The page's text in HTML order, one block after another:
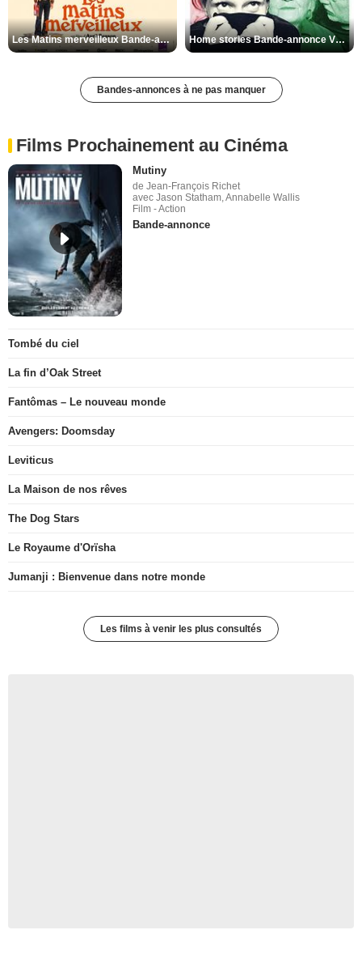
Les Matins merveilleux Bande-annonce VF Home stories Bande-annonce VO STFR
Bandes-annonces à ne pas manquer
Films Prochainement au Cinéma
Mutiny
de Jean-François Richet
avec Jason Statham, Annabelle Wallis
Film - Action
Bande-annonce
Tombé du ciel
La fin d’Oak Street
Fantômas – Le nouveau monde
Avengers: Doomsday
Leviticus
La Maison de nos rêves
The Dog Stars
Le Royaume d'Orïsha
Jumanji : Bienvenue dans notre monde
Les films à venir les plus consultés